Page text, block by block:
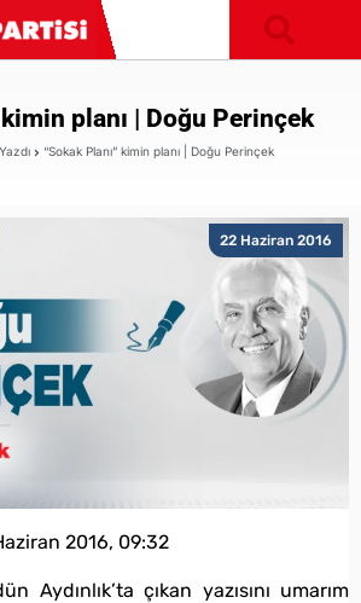
kimin planı | Doğu Perinçek
“Sokak Planı” kimin planı | Doğu Perinçek
22 Haziran 2016
2016, 09:32
Aydınlık’ta çıkan yazısını umarım